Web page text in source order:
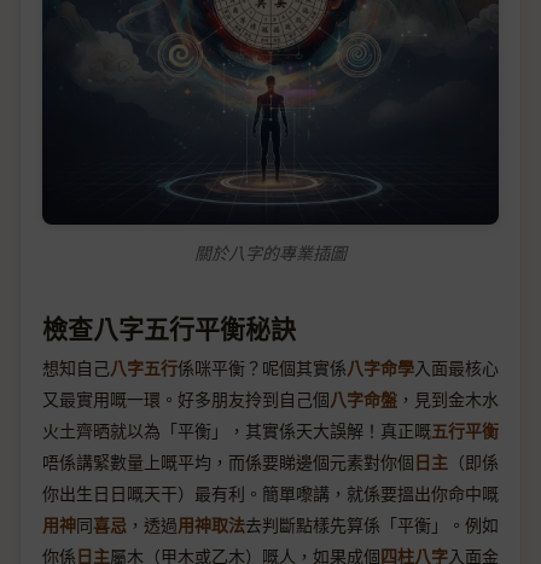
關於八字的專業插圖
檢查八字五行平衡秘訣
想知自己八字五行係咪平衡？呢個其實係八字命學入面最核心
又最實用嘅一環。好多朋友拎到自己個八字命盤 ，見到金木水
火土齊晒就以為「平衡」，其實係天大誤解！真正嘅五行平衡
唔係講緊數量上嘅平均，而係要睇邊個元素對你個日主 （即係
你出生日日嘅天干）最有利。簡單嚟講，就係要搵出你命中嘅
用神同喜忌 ，透過用神取法去判斷點樣先算係「平衡」。例如
你係日主屬木（甲木或乙木）嘅人，如果成個四柱八字入面金